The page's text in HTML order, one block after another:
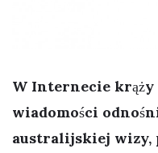
W Internecie
wiadomości
australijskiej wizy,